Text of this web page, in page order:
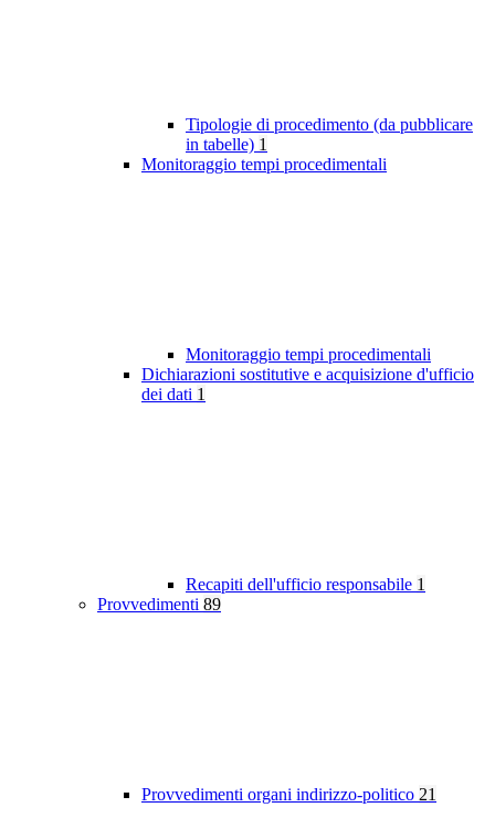
Tipologie di procedimento (da pubblicare
in tabelle) 1
Monitoraggio tempi procedimentali
Monitoraggio tempi procedimentali
Dichiarazioni sostitutive e acquisizione d'ufficio
dei dati 1
Recapiti dell'ufficio responsabile 1
Provvedimenti 89
Provvedimenti organi indirizzo-politico 21